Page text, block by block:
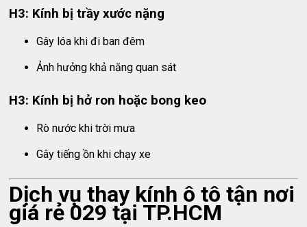
H3: Kính bị trầy xước nặng
Gây lóa khi đi ban đêm
Ảnh hưởng khả năng quan sát
H3: Kính bị hở ron hoặc bong keo
Rò nước khi trời mưa
Gây tiếng ồn khi chạy xe
Dịch vụ thay kính ô tô tận nơi
giá rẻ 029 tại TP.HCM